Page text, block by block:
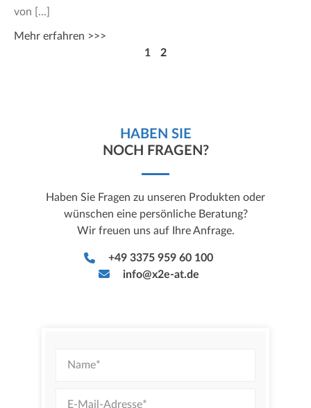
von
Mehr erfahren >>>
1
2
HABEN SIE
NOCH FRAGEN?
Haben Sie Fragen zu unseren Produkten oder
wünschen eine persönliche Beratung?
Wir freuen uns auf Ihre Anfrage.
+49 3375 959 60 100
info@x2e-at.de